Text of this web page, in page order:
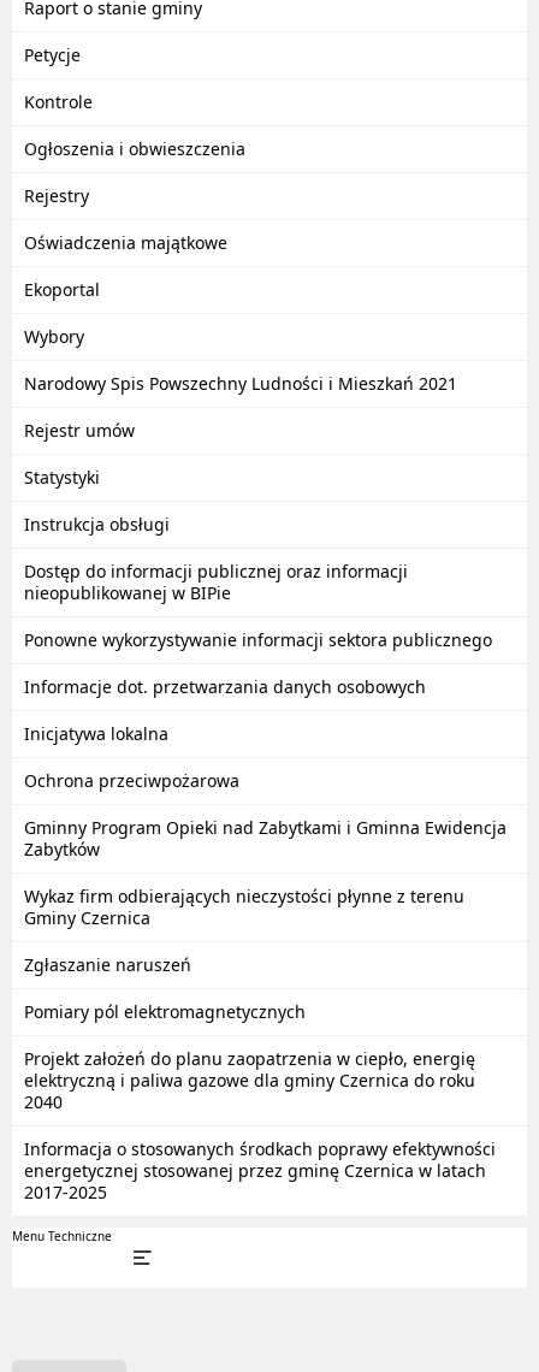
Raport o stanie gminy
Petycje
Kontrole
Ogłoszenia i obwieszczenia
Rejestry
Oświadczenia majątkowe
Ekoportal
Wybory
Narodowy Spis Powszechny Ludności i Mieszkań 2021
Rejestr umów
Statystyki
Instrukcja obsługi
Dostęp do informacji publicznej oraz informacji
nieopublikowanej w BIPie
Ponowne wykorzystywanie informacji sektora publicznego
Informacje dot. przetwarzania danych osobowych
Inicjatywa lokalna
Ochrona przeciwpożarowa
Gminny Program Opieki nad Zabytkami i Gminna Ewidencja
Zabytków
Wykaz firm odbierających nieczystości płynne z terenu
Gminy Czernica
Zgłaszanie naruszeń
Pomiary pól elektromagnetycznych
Projekt założeń do planu zaopatrzenia w ciepło, energię
elektryczną i paliwa gazowe dla gminy Czernica do roku
2040
Informacja o stosowanych środkach poprawy efektywności
energetycznej stosowanej przez gminę Czernica w latach
2017-2025
Menu Techniczne